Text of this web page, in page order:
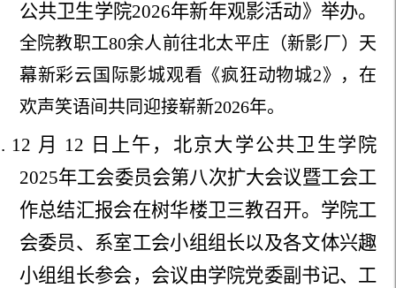
公共卫生学院2026年新年观影活动》举办。
全院教职工80余人前往北太平庄（新影厂）天
幕新彩云国际影城观看《疯狂动物城2》，在
欢声笑语间共同迎接崭新2026年。
. 12 月 12 日上午，北京大学公共卫生学院
2025年工会委员会第八次扩大会议暨工会工
作总结汇报会在树华楼卫三教召开。学院工
会委员、系室工会小组组长以及各文体兴趣
小组组长参会，会议由学院党委副书记、工